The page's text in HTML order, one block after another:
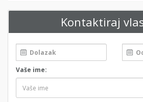
Kontaktiraj
Vaše ime: